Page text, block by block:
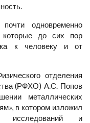
одновременно
которые до сих пор
к человеку и от
отделения
(РФХО) А.С. Попов
металлических
в котором изложил
исследований и